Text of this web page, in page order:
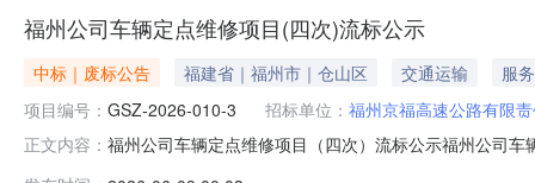
福州公司车辆定点维修项目(四次)流标公示
中标｜废标公告 福建省｜福州市｜仓山区 交通运输
服务
项目编号： GSZ-2026-010-3 招标单位： 福州京福高速公路有限
正文内容： 福州公司车辆定点维修项目（四次）流标公示福州公司